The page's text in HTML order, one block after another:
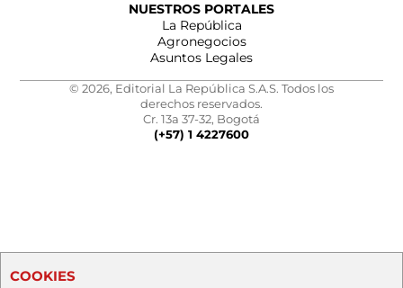
NUESTROS PORTALES
La República
Agronegocios
Asuntos Legales
© 2026, Editorial La República S.A.S. Todos los
derechos reservados.
Cr. 13a 37-32, Bogotá
(+57) 1 4227600
COOKIES